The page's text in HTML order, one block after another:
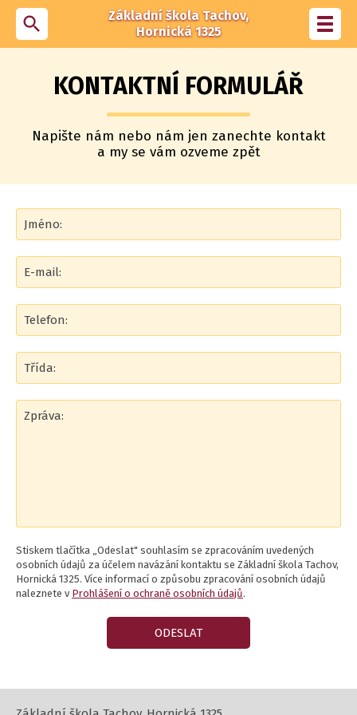
search
Základní škola Tachov,
Hornická 1325
KONTAKTNÍ FORMULÁŘ
Napište nám nebo nám jen zanechte kontakt
a my se vám ozveme zpět
Jméno:
E-mail:
Telefon:
Třída:
Zpráva:
Stiskem tlačítka „Odeslat" souhlasím se zpracováním uvedených
osobních údajů za účelem navázání kontaktu se Základní škola Tachov,
Hornická 1325. Více informací o způsobu zpracování osobních údajů
naleznete v Prohlášení o ochraně osobních údajů.
ODESLAT